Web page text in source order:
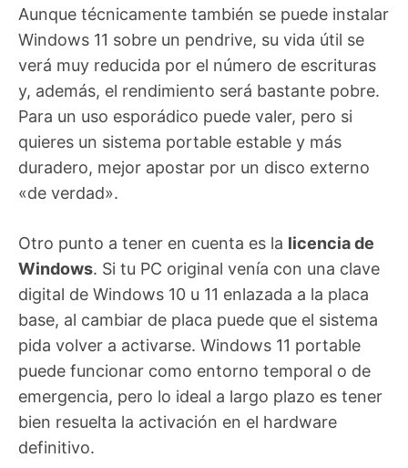
Aunque técnicamente también se puede instalar
Windows 11 sobre un pendrive, su vida útil se
verá muy reducida por el número de escrituras
y, además, el rendimiento será bastante pobre.
Para un uso esporádico puede valer, pero si
quieres un sistema portable estable y más
duradero, mejor apostar por un disco externo
«de verdad».
Otro punto a tener en cuenta es la licencia de
Windows. Si tu PC original venía con una clave
digital de Windows 10 u 11 enlazada a la placa
base, al cambiar de placa puede que el sistema
pida volver a activarse. Windows 11 portable
puede funcionar como entorno temporal o de
emergencia, pero lo ideal a largo plazo es tener
bien resuelta la activación en el hardware
definitivo.